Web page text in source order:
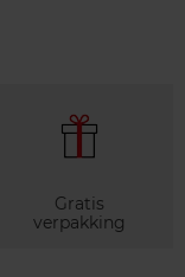
Gratis
verpakking